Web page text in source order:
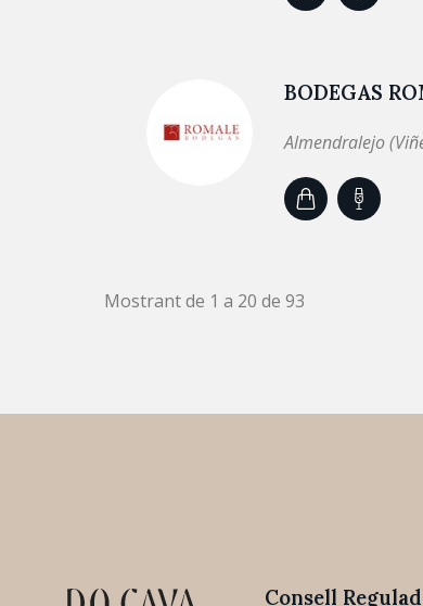
BODEGAS
Almendralejo
Mostrant de 1 a 20 de 93
Consell